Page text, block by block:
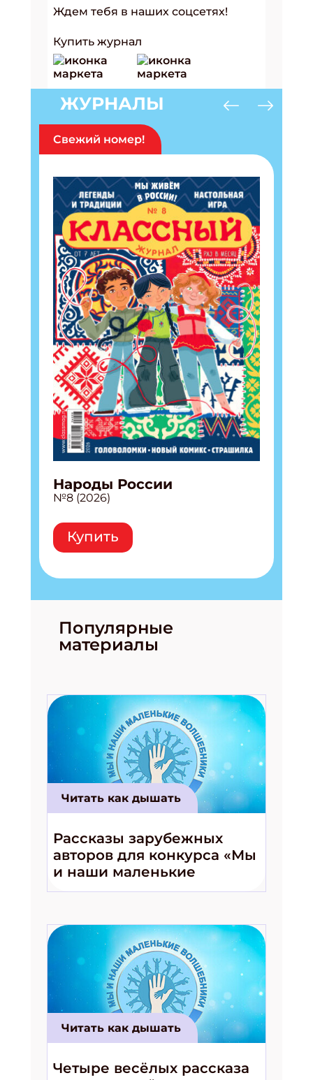
Ждем тебя в наших соцсетях!
Купить журнал
ЖУРНАЛЫ
Свежий номер!
Народы России
№8 (2026)
Купить
Популярные
материалы
Читать как дышать
Рассказы зарубежных
авторов для конкурса «Мы
и наши маленькие
волшебники!»
Читать как дышать
Четыре весёлых рассказа
подарок!
Укажите имя
Укажите Ваш Email